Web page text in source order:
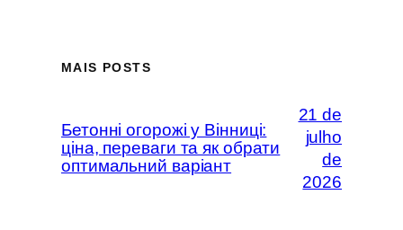
MAIS POSTS
Бетонні огорожі у Вінниці:
ціна, переваги та як обрати
оптимальний варіант
21 de
julho
de
2026